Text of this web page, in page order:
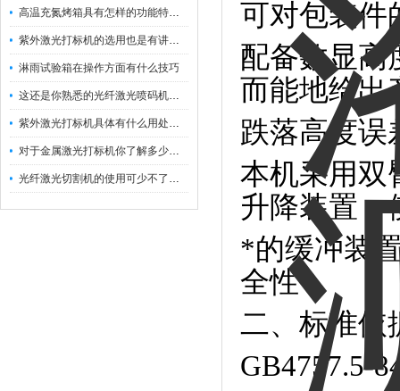
高温充氮烤箱具有怎样的功能特点呢？
紫外激光打标机的选用也是有讲究的
淋雨试验箱在操作方面有什么技巧
这还是你熟悉的光纤激光喷码机吗？
紫外激光打标机具体有什么用处呢？
对于金属激光打标机你了解多少呢？
光纤激光切割机的使用可少不了以下步骤
可对包装件
配备数显高
而能地给出
跌落高度误
本机采用双
升降装置，
*的缓冲装
全性
二、标准依
GB4757.5-